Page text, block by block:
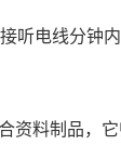
电线分钟内
料制品，